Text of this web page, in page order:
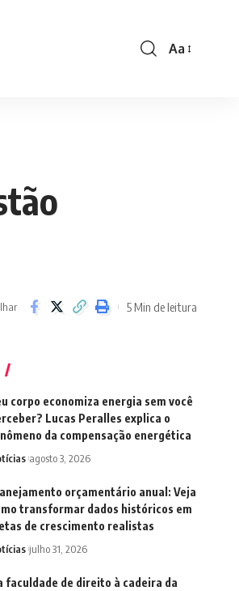
Font
Aa
5 Min de leitura
corpo economiza energia sem você
Lucas Peralles explica o
da compensação energética
agosto 3, 2026
orçamentário anual: Veja
transformar dados históricos em
de crescimento realistas
julho 31, 2026
faculdade de direito à cadeira da